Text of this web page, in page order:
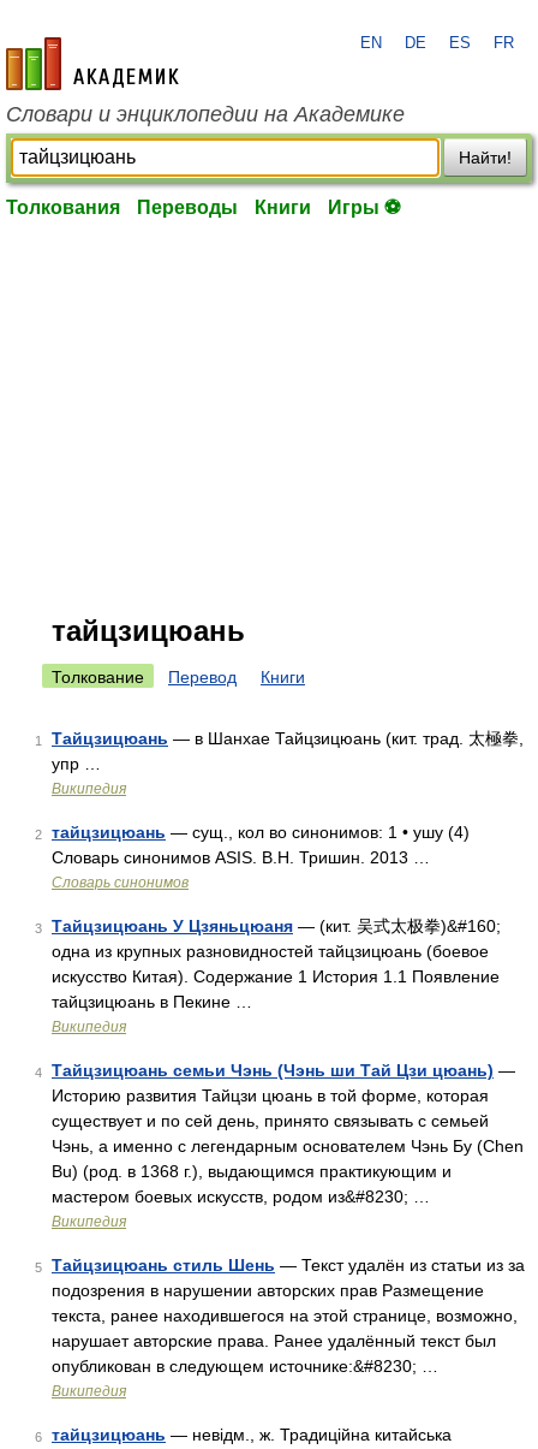
academic.ru
EN DE ES FR
Словари и энциклопедии на Академике
Найти!
Толкования Переводы Книги Игры ⚽
тайцзицюань
Толкование Перевод Книги
1 Тайцзицюань — в Шанхае Тайцзицюань (кит. трад. 太極拳,
упр …
Википедия
2 тайцзицюань — сущ., кол во синонимов: 1 • ушу (4)
Словарь синонимов ASIS. В.Н. Тришин. 2013 …
Словарь синонимов
3 Тайцзицюань У Цзяньцюаня — (кит. 吴式太极拳)&#160;
одна из крупных разновидностей тайцзицюань (боевое
искусство Китая). Содержание 1 История 1.1 Появление
тайцзицюань в Пекине …
Википедия
4 Тайцзицюань семьи Чэнь (Чэнь ши Тай Цзи цюань) —
Историю развития Тайцзи цюань в той форме, которая
существует и по сей день, принято связывать с семьей
Чэнь, а именно с легендарным основателем Чэнь Бу (Chen
Bu) (род. в 1368 г.), выдающимся практикующим и
мастером боевых искусств, родом из&#8230; …
Википедия
5 Тайцзицюань стиль Шень — Текст удалён из статьи из за
подозрения в нарушении авторских прав Размещение
текста, ранее находившегося на этой странице, возможно,
нарушает авторские права. Ранее удалённый текст был
опубликован в следующем источнике:&#8230; …
Википедия
6 тайцзицюань — невідм., ж. Традиційна китайська